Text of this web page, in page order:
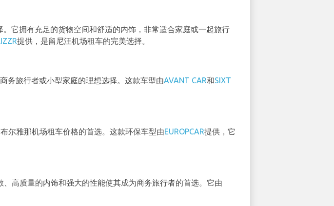
它拥有充足的货物空间和舒适的内饰，非常适合家庭或一起旅行
提供，是留尼汪机场租车的完美选择。
务旅行者或小型家庭的理想选择。这款车型由AVANT CAR和SIXT
尔雅那机场租车价格的首选。这款环保车型由EUROPCAR提供，它
高质量的内饰和强大的性能使其成为商务旅行者的首选。它由